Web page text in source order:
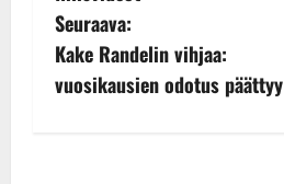
t
n
a
Seuraava:
Kake Randelin vihjaa:
vuosikausien odotus päättyy